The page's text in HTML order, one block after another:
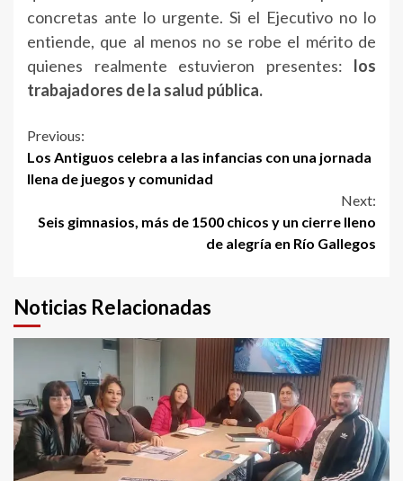
concretas ante lo urgente. Si el Ejecutivo no lo
entiende, que al menos no se robe el mérito de
quienes realmente estuvieron presentes: los
trabajadores de la salud pública.
Continue
Reading
Previous:
Los Antiguos celebra a las infancias con una jornada
llena de juegos y comunidad
Next:
Seis gimnasios, más de 1500 chicos y un cierre lleno
de alegría en Río Gallegos
Noticias Relacionadas